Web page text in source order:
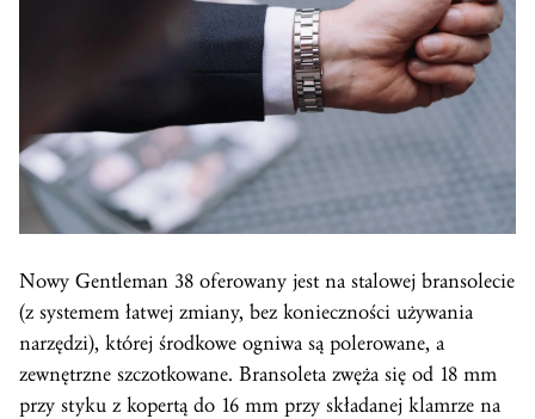
Nowy Gentleman 38 oferowany jest na stalowej bransolecie
(z systemem łatwej zmiany, bez konieczności używania
narzędzi), której środkowe ogniwa są polerowane, a
zewnętrzne szczotkowane. Bransoleta zwęża się od 18 mm
przy styku z kopertą do 16 mm przy składanej klamrze na